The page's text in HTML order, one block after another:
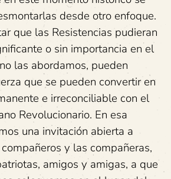
desde otro enfoque.
que las Resistencias pudieran
o sin importancia en el
las abordamos, pueden
que se pueden convertir en
e irreconciliable con el
Revolucionario. En esa
una invitación abierta a
y las compañeras,
amigos y amigas, a que